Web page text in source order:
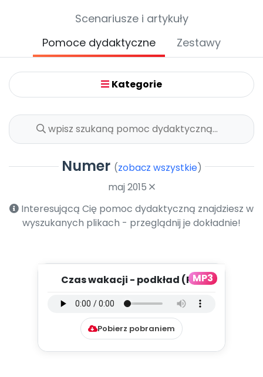
PromocjeScenariusze i artykuły
Pomoce dydaktyczne
Zestawy
Kategorie
Numer (zobacz wszystkie)
maj 2015
Interesującą Cię pomoc dydaktyczną znajdziesz w
wyszukanych plikach - przeglądnij je dokładnie!
MP3
Czas wakacji - podkład (PD,
Pobierz pobraniem